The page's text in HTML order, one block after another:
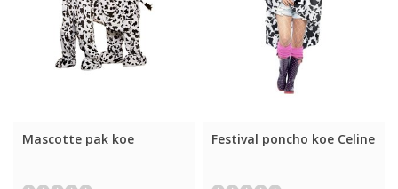
Mascotte pak koe Festival poncho koe Celine